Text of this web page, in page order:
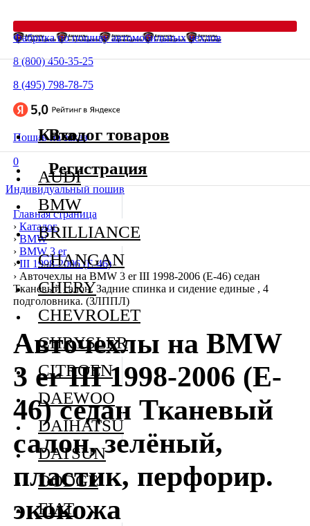
Фабрика по пошиву автомобильных чехлов
8 (800) 450-35-25
8 (495) 798-78-75
Пошив на заказ
0
Индивидуальный пошив
Главная страница
› Каталог
› BMW
› BMW 3 er
› III 1998-2006 (E-46)
› Авточехлы на BMW 3 er III 1998-2006 (E-46) седан
Тканевый салон. Задние спинка и сидение единые , 4
подголовника. (ЗЛППЛ)
Авточехлы на BMW
3 er III 1998-2006 (E-
46) седан Тканевый
салон, зелёный,
пластик, перфорир.
экокожа
Каталог товаров
AUDI
BMW
BRILLIANCE
CHANGAN
CHERY
CHEVROLET
CHRYSLER
CITROEN
DAEWOO
DAIHATSU
DATSUN
DODGE
FIAT
Вход
Регистрация